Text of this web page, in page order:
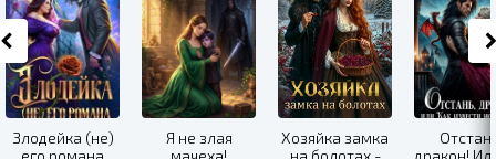
Злодейка (не)
его романа
Я не злая
мачеха!
Хозяйка замка
на болотах -
дракон!